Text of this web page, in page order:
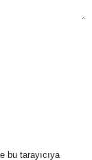
bu tarayıcıya